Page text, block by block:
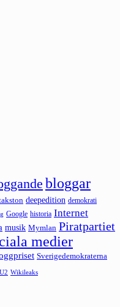
bloggar
deepedition demokrati
Google historia Internet
musik Mymlan Piratpartiet
medier
Sverigedemokraterna
U2 Wikileaks